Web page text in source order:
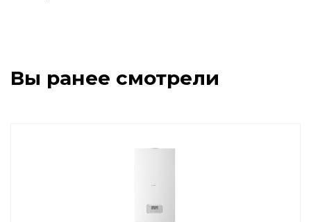
Пакетные решения Vaillant
Вы ранее смотрели